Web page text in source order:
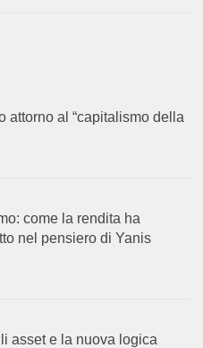
attorno al “capitalismo della
come la rendita ha
nel pensiero di Yanis
asset e la nuova logica